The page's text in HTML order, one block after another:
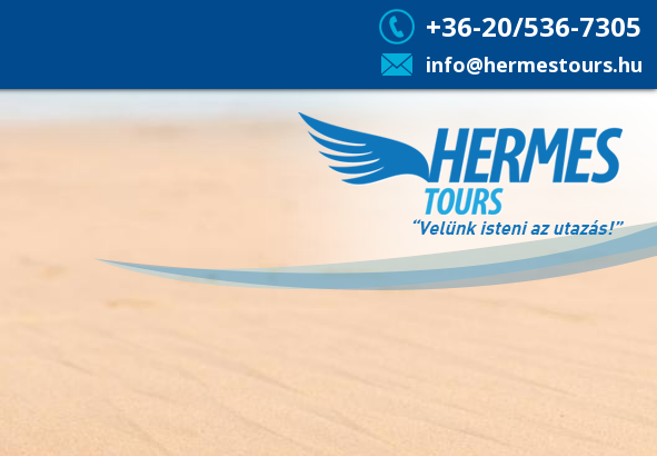
+36-20/536-7305
info@hermestours.hu